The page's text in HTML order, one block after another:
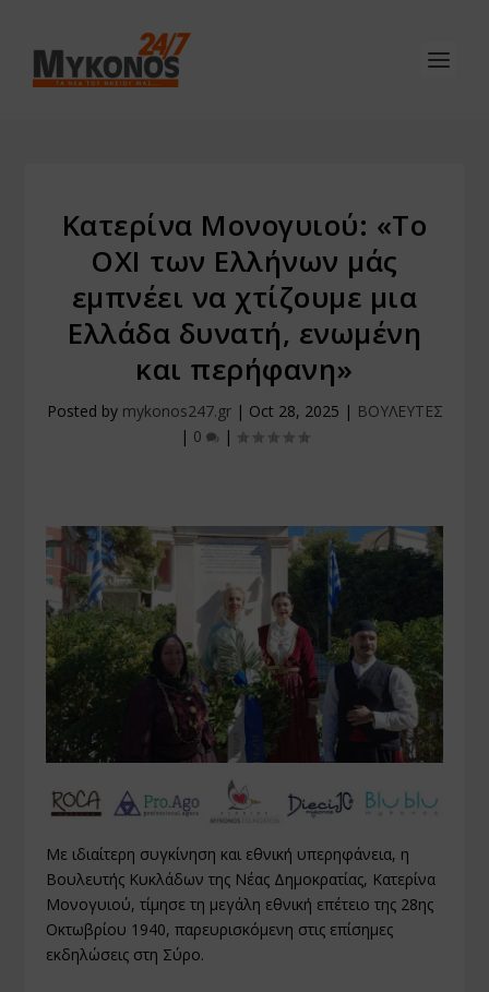
Κατερίνα Μονογυιού: «Το
ΟΧΙ των Ελλήνων μάς
εμπνέει να χτίζουμε μια
Ελλάδα δυνατή, ενωμένη
και περήφανη»
Posted by mykonos247.gr| Oct 28, 2025 | ΒΟΥΛΕΥΤΕΣ
| 0 |
Με ιδιαίτερη συγκίνηση και εθνική υπερηφάνεια, η
Βουλευτής Κυκλάδων της Νέας Δημοκρατίας, Κατερίνα
Μονογυιού, τίμησε τη μεγάλη εθνική επέτειο της 28ης
Οκτωβρίου 1940, παρευρισκόμενη στις επίσημες
εκδηλώσεις στη Σύρο.